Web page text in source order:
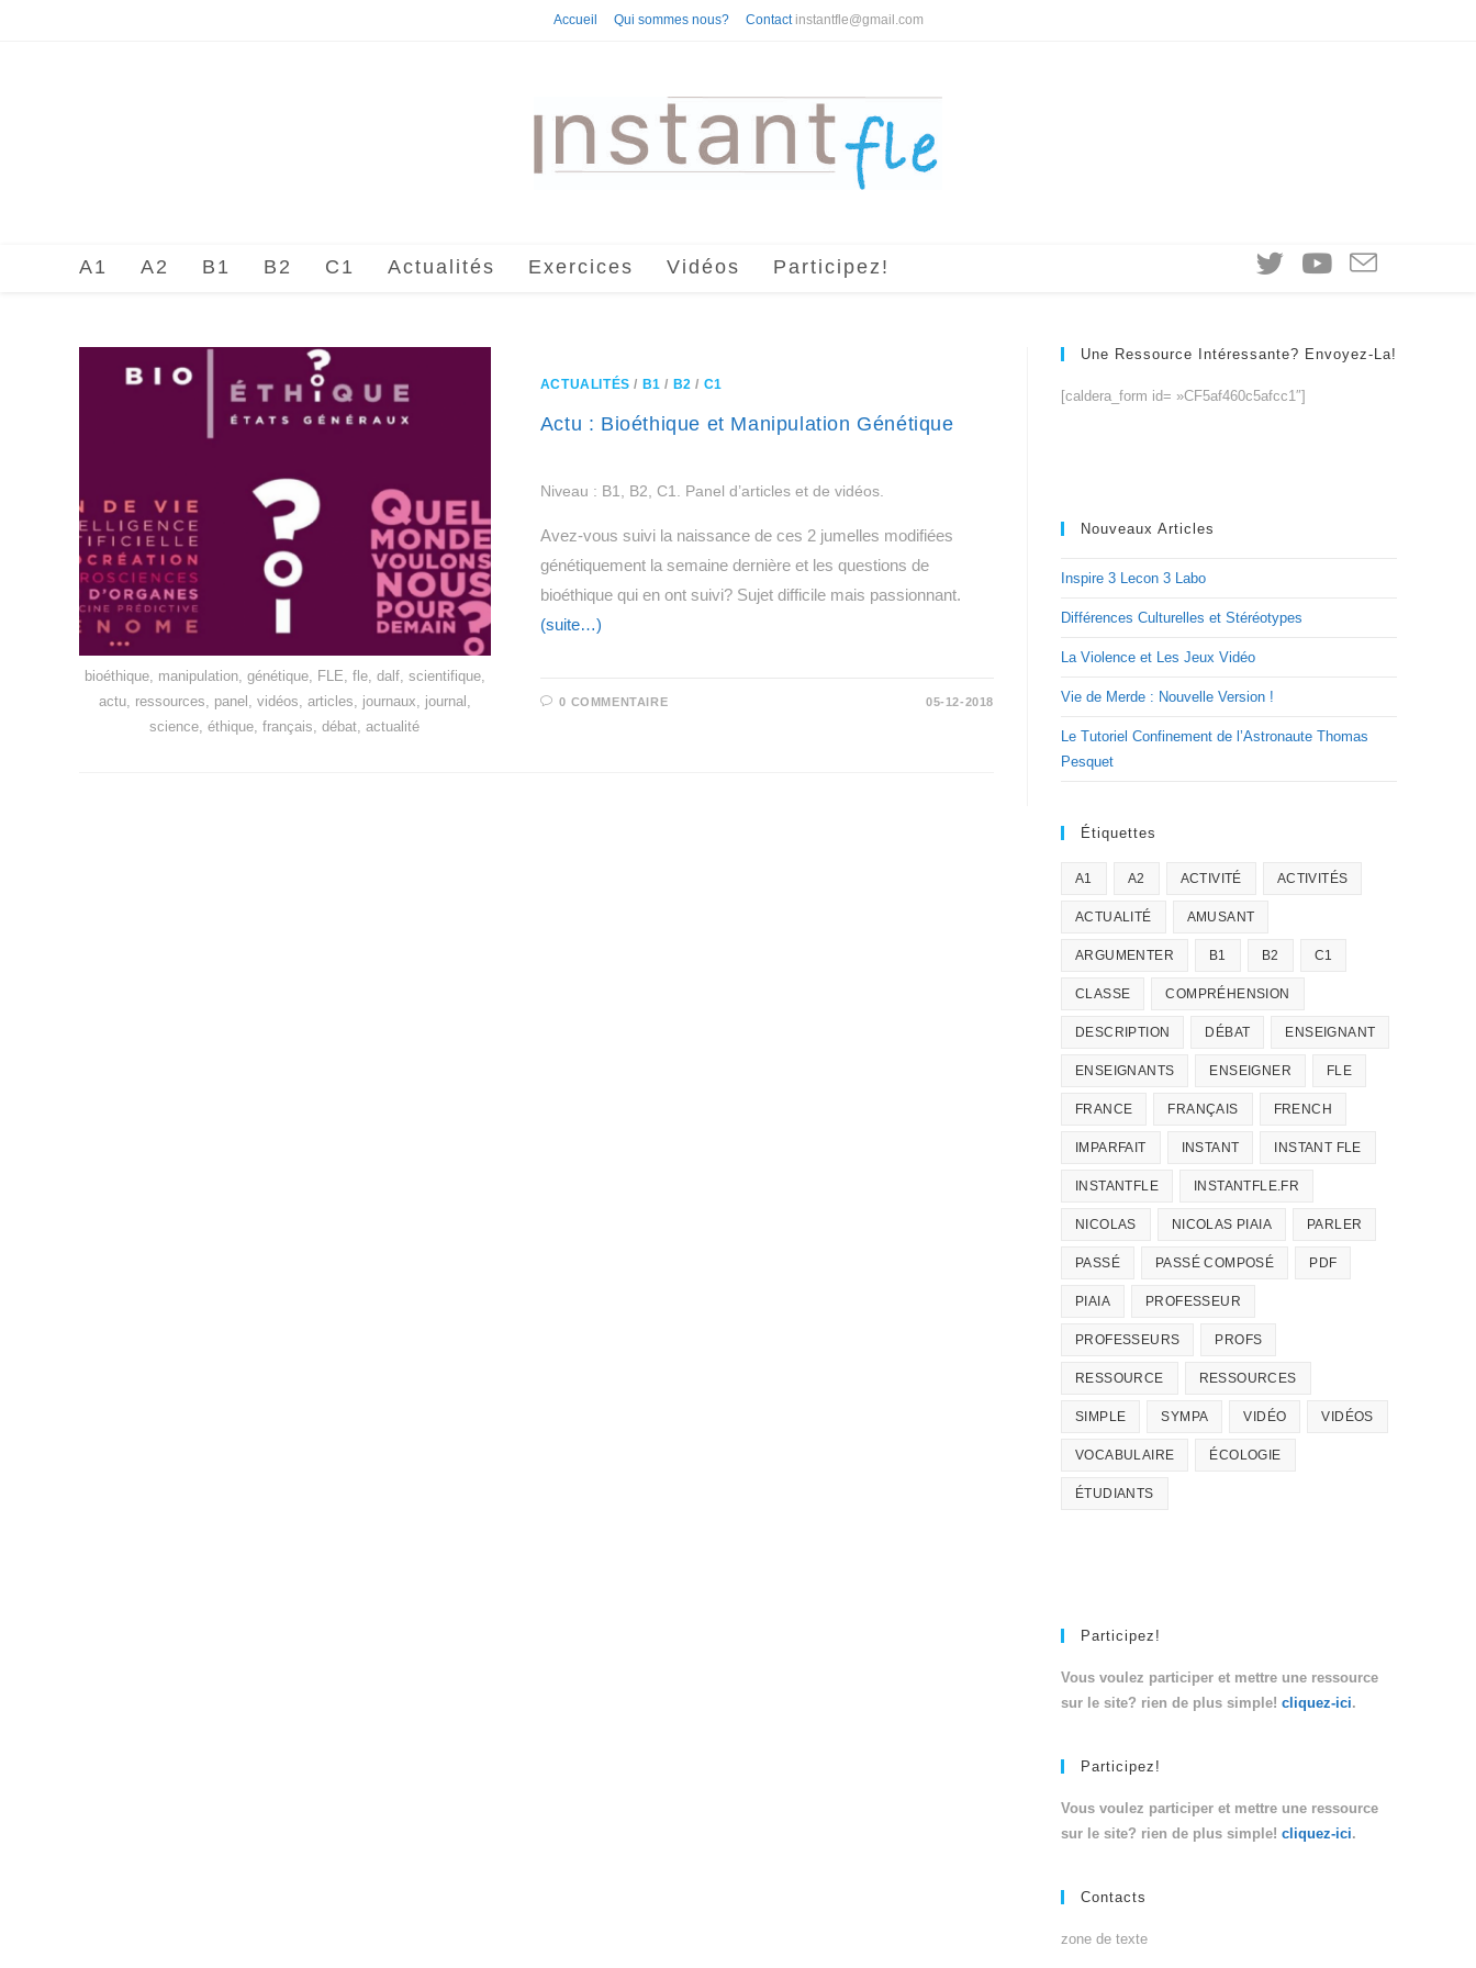
Accueil Qui sommes nous? Contact instantfle@gmail.com
A1 A2 B1 B2 C1 Actualités Exercices Vidéos Participez!
bioéthique, manipulation, génétique, FLE, fle, dalf, scientifique,
actu, ressources, panel, vidéos, articles, journaux, journal,
science, éthique, français, débat, actualité
ACTUALITÉS / B1 / B2 / C1
Actu : Bioéthique et Manipulation Génétique
Niveau : B1, B2, C1. Panel d’articles et de vidéos.
Avez-vous suivi la naissance de ces 2 jumelles modifiées
génétiquement la semaine dernière et les questions de
bioéthique qui en ont suivi? Sujet difficile mais passionnant.
(suite…)
0 COMMENTAIRE 05-12-2018
Une Ressource Intéressante? Envoyez-La!
[caldera_form id= »CF5af460c5afcc1″]
Nouveaux Articles
Inspire 3 Lecon 3 Labo
Différences Culturelles et Stéréotypes
La Violence et Les Jeux Vidéo
Vie de Merde : Nouvelle Version !
Le Tutoriel Confinement de l’Astronaute Thomas
Pesquet
Étiquettes
A1 A2 ACTIVITÉ ACTIVITÉS
ACTUALITÉ AMUSANT
ARGUMENTER B1 B2 C1
CLASSE COMPRÉHENSION
DESCRIPTION DÉBAT ENSEIGNANT
ENSEIGNANTS ENSEIGNER FLE
FRANCE FRANÇAIS FRENCH
IMPARFAIT INSTANT INSTANT FLE
INSTANTFLE INSTANTFLE.FR
NICOLAS NICOLAS PIAIA PARLER
PASSÉ PASSÉ COMPOSÉ PDF
PIAIA PROFESSEUR
PROFESSEURS PROFS
RESSOURCE RESSOURCES
SIMPLE SYMPA VIDÉO VIDÉOS
VOCABULAIRE ÉCOLOGIE
ÉTUDIANTS
Participez!
Vous voulez participer et mettre une ressource
sur le site? rien de plus simple! cliquez-ici.
Participez!
Vous voulez participer et mettre une ressource
sur le site? rien de plus simple! cliquez-ici.
Contacts
zone de texte